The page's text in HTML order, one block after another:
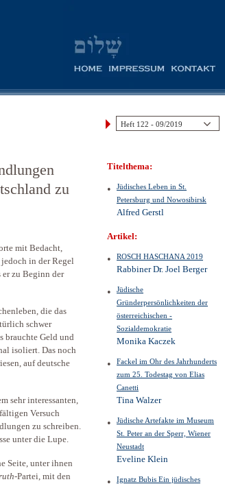
zu
mit Bedacht,
in der Regel
zu Beginn der
die das
schwer
brauchte Geld und
isoliert. Das noch
auf deutsche
sehr interessanten,
Versuch
zu schreiben.
unter die Lupe.
Seite, unter ihnen
-Partei, mit den
Titelthema:
Jüdisches Leben in St.
Petersburg und Nowosibirsk
Alfred Gerstl
Artikel:
ROSCH HASCHANA 2019
Rabbiner Dr. Joel Berger
Jüdische
Gründerpersönlichkeiten der
österreichischen ­
Sozialdemokratie
Monika Kaczek
Fackel im Ohr des Jahrhunderts
zum 25. Todestag von Elias
Canetti
Tina Walzer
Jüdische Artefakte im Museum
St. Peter an der Sperr, Wiener
Neustadt
Eveline Klein
Ignatz Bubis Ein jüdisches